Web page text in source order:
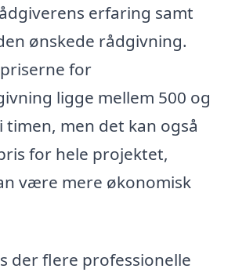
erfaring samt
ønskede rådgivning.
for
ligge mellem 500 og
timen, men det kan også
for hele projektet,
være mere økonomisk
der flere professionelle